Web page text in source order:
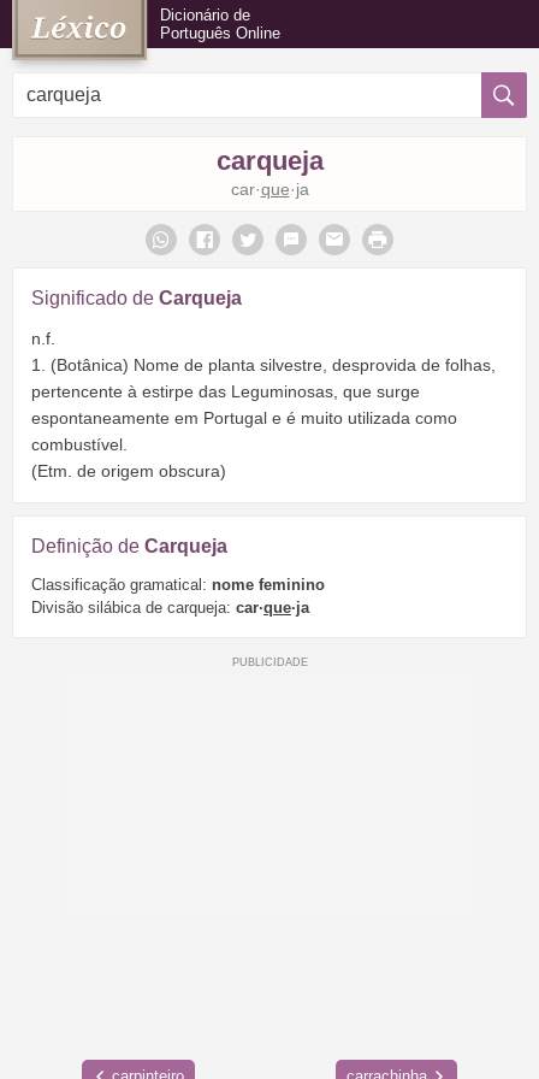
Dicionário de
Português Online
carqueja
car·que·ja
Significado de Carqueja
n.f.
1. (Botânica) Nome de planta silvestre, desprovida de folhas,
pertencente à estirpe das Leguminosas, que surge
espontaneamente em Portugal e é muito utilizada como
combustível.
(Etm. de origem obscura)
Definição de Carqueja
Classificação gramatical: nome feminino
Divisão silábica de carqueja: car·que·ja